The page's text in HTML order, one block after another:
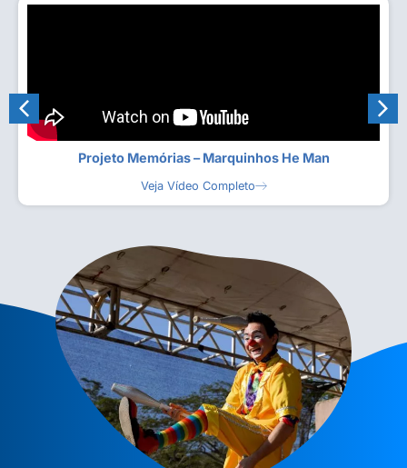
Projeto Memórias – Marquinhos He Man
Veja Vídeo Completo